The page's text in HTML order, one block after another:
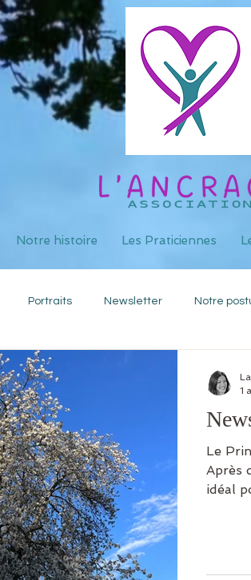
Notre histoire Les Praticiennes
Portraits Newsletter Notre
Le
Après
idéal
1